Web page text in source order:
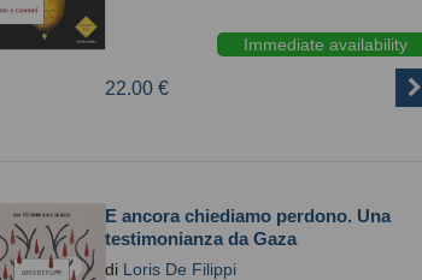
Immediate availability
22.00 €
E ancora chiediamo perdono. Una
testimonianza da Gaza
di Loris De Filippi